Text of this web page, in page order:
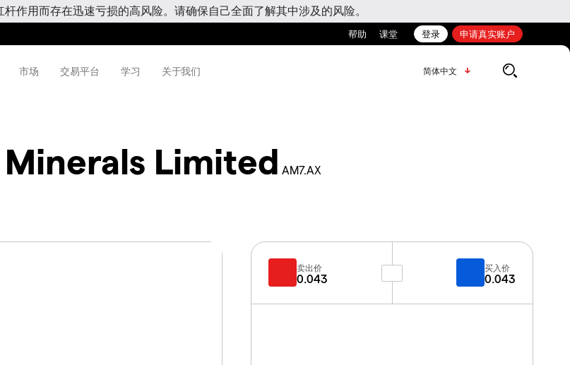
作用而存在迅速亏损的高风险。请确保自己全面了解其中涉及的风险。
帮助 课堂 登录 申请真实账户
市场 交易平台 学习 关于我们 简体中文
Limited AM7.AX
卖出价
0.043
买入价
0.043